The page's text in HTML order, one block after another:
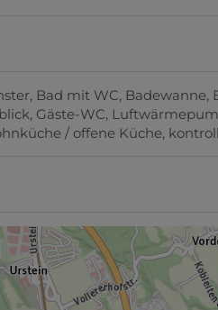
Bad mit WC Badewanne
Gäste-WC
/ offene Küche